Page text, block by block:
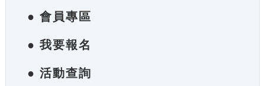
● 會員專區
● 我要報名
● 活動查詢